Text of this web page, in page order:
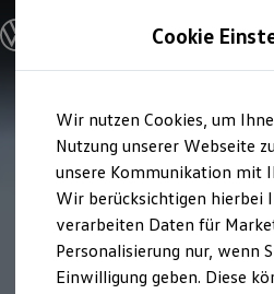
Hauptinhalt
springen
Footer
springen
Modelle & Konfigurator
Nutzfahrzeugkategorien
Modelle konfigurieren
Vorgängermodelle und
Vorgängermodelle
Oldtimer
Bulli Historie
Branchenlösungen &
Umbaulösungen und
Auf- und Umbauten
Groß- und Sonderkunden
Großkunden
Cookie
Wir nutzen Cookies, um
Nutzung unserer Webseite
unsere Kommunikation mit
Wir berücksichtigen hierbei
verarbeiten Daten für
Personalisierung nur, wenn
Einwilligung geben. Diese